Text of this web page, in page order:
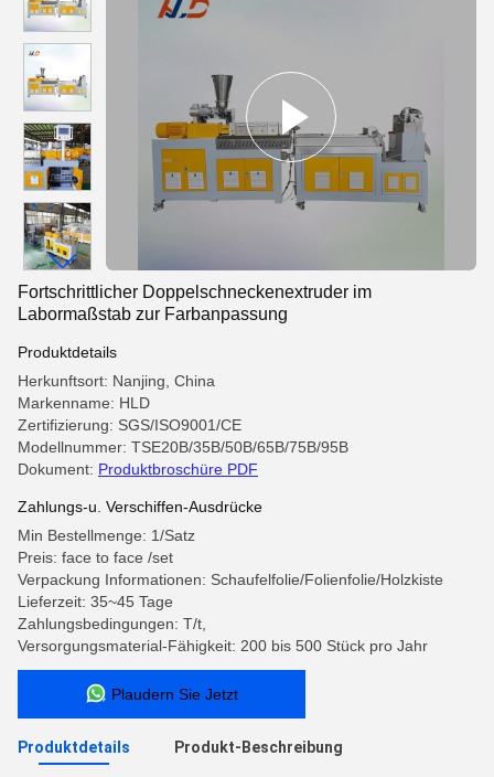
Fortschrittlicher Doppelschneckenextruder im
Labormaßstab zur Farbanpassung
Produktdetails
Herkunftsort: Nanjing, China
Markenname: HLD
Zertifizierung: SGS/ISO9001/CE
Modellnummer: TSE20B/35B/50B/65B/75B/95B
Dokument: Produktbroschüre PDF
Zahlungs-u. Verschiffen-Ausdrücke
Min Bestellmenge: 1/Satz
Preis: face to face /set
Verpackung Informationen: Schaufelfolie/Folienfolie/Holzkiste
Lieferzeit: 35~45 Tage
Zahlungsbedingungen: T/t,
Versorgungsmaterial-Fähigkeit: 200 bis 500 Stück pro Jahr
Plaudern Sie Jetzt
Produktdetails Produkt-Beschreibung